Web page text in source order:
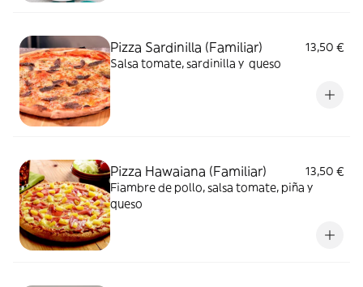
Pizza Sardinilla (Familiar)
13,50 €
Salsa tomate, sardinilla y queso
Pizza Hawaiana (Familiar)
13,50 €
Fiambre de pollo, salsa tomate, piña y
queso